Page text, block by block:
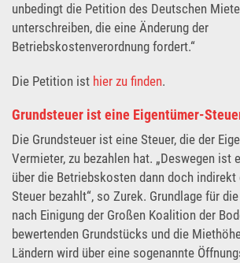
unbedingt die Petition des Deutschen
unterschreiben, die eine Änderung der
Betriebskostenverordnung fordert.“
Die Petition ist hier zu finden.
Grundsteuer ist eine Eigentümer-
Die Grundsteuer ist eine Steuer, die der
Vermieter, zu bezahlen hat. „Deswegen ist
über die Betriebskosten dann doch
Steuer bezahlt“, so Zurek. Grundlage für
nach Einigung der Großen Koalition der
bewertenden Grundstücks und die
Ländern wird über eine sogenannte